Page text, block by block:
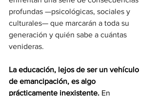
profundas —psicológicas, sociales y
culturales— que marcarán a toda su
generación y quién sabe a cuántas
venideras.
La educación, lejos de ser un vehículo
de emancipación, es algo
prácticamente inexistente. En